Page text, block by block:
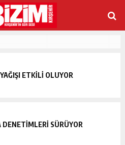
ETKİLİ OLUYOR
DENETİMLERİ SÜRÜYOR